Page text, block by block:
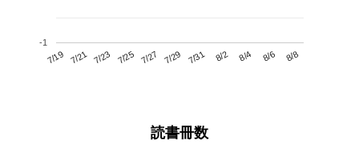
7/19 7/21 7/23 7/25 7/27 7/29 7/31 8/2 8/4 8/6 8/8
-1
読書冊数